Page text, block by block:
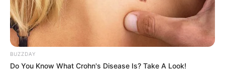
BUZZDAY
Do You Know What Crohn's Disease Is? Take A Look!